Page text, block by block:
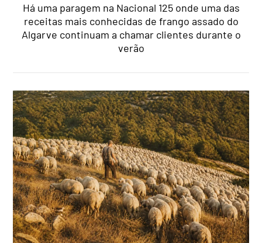
Há uma paragem na Nacional 125 onde uma das
receitas mais conhecidas de frango assado do
Algarve continuam a chamar clientes durante o
verão